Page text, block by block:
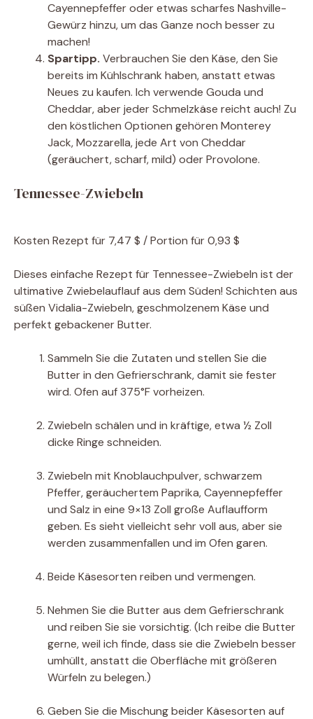
Cayennepfeffer oder etwas scharfes Nashville-
Gewürz hinzu, um das Ganze noch besser zu
machen!
Spartipp. Verbrauchen Sie den Käse, den Sie
bereits im Kühlschrank haben, anstatt etwas
Neues zu kaufen. Ich verwende Gouda und
Cheddar, aber jeder Schmelzkäse reicht auch! Zu
den köstlichen Optionen gehören Monterey
Jack, Mozzarella, jede Art von Cheddar
(geräuchert, scharf, mild) oder Provolone.
Tennessee-Zwiebeln
Kosten Rezept für 7,47 $ / Portion für 0,93 $
Dieses einfache Rezept für Tennessee-Zwiebeln ist der
ultimative Zwiebelauflauf aus dem Süden! Schichten aus
süßen Vidalia-Zwiebeln, geschmolzenem Käse und
perfekt gebackener Butter.
Sammeln Sie die Zutaten und stellen Sie die
Butter in den Gefrierschrank, damit sie fester
wird. Ofen auf 375°F vorheizen.
Zwiebeln schälen und in kräftige, etwa ½ Zoll
dicke Ringe schneiden.
Zwiebeln mit Knoblauchpulver, schwarzem
Pfeffer, geräuchertem Paprika, Cayennepfeffer
und Salz in eine 9×13 Zoll große Auflaufform
geben. Es sieht vielleicht sehr voll aus, aber sie
werden zusammenfallen und im Ofen garen.
Beide Käsesorten reiben und vermengen.
Nehmen Sie die Butter aus dem Gefrierschrank
und reiben Sie sie vorsichtig. (Ich reibe die Butter
gerne, weil ich finde, dass sie die Zwiebeln besser
umhüllt, anstatt die Oberfläche mit größeren
Würfeln zu belegen.)
Geben Sie die Mischung beider Käsesorten auf